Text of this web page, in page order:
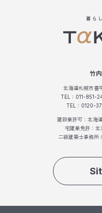
竹
北海道札幌市豊
TEL：011-851-
TEL：0120-
建設業許可：北海
宅建業免許：
二級建築士事務所